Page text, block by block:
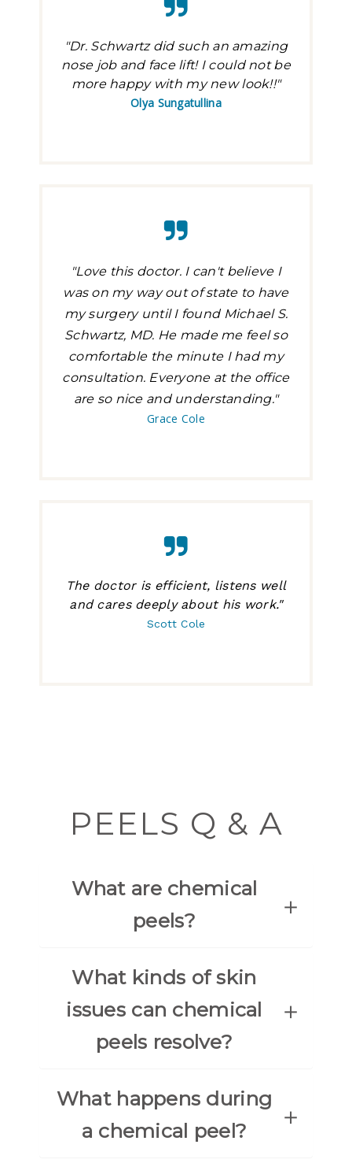
"Dr. Schwartz did such an amazing
nose job and face lift! I could not be
more happy with my new look!!"
Olya Sungatullina
"Love this doctor. I can't believe I
was on my way out of state to have
my surgery until I found Michael S.
Schwartz, MD. He made me feel so
comfortable the minute I had my
consultation. Everyone at the office
are so nice and understanding."
Grace Cole
The doctor is efficient, listens well
and cares deeply about his work."
Scott Cole
PEELS Q & A
What are chemical
peels?
What kinds of skin
issues can chemical
peels resolve?
What happens during
a chemical peel?